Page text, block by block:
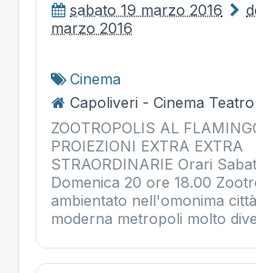
sabato 19 marzo 2016
marzo 2016
Cinema
Capoliveri - Cinema
ZOOTROPOLIS AL
PROIEZIONI EXTRA EXTRA
STRAORDINARIE Orari
Domenica 20 ore 18.00
ambientato nell'omonima
moderna metropoli molto